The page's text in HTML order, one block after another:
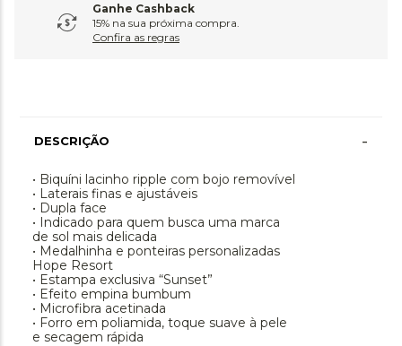
Ganhe Cashback
15% na sua próxima compra.
Confira as regras
DESCRIÇÃO -
• Biquíni lacinho ripple com bojo removível
• Laterais finas e ajustáveis
• Dupla face
• Indicado para quem busca uma marca
de sol mais delicada
• Medalhinha e ponteiras personalizadas
Hope Resort
• Estampa exclusiva “Sunset”
• Efeito empina bumbum
• Microfibra acetinada
• Forro em poliamida, toque suave à pele
e secagem rápida